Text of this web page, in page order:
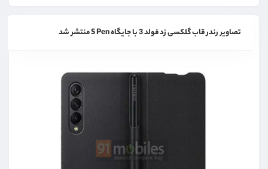
تصاویر رندر قاب گلکسی زد فولد 3 با جایگاه S Pen منتشر شد